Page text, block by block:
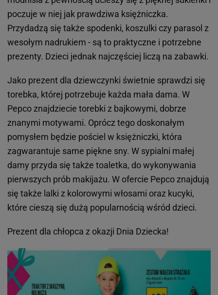
poczuje w niej jak prawdziwa księżniczka.
Przydadzą się także spodenki, koszulki czy parasol z
wesołym nadrukiem - są to praktyczne i potrzebne
prezenty. Dzieci jednak najczęściej liczą na zabawki.
Jako prezent dla dziewczynki świetnie sprawdzi się
torebka, której potrzebuje każda mała dama. W
Pepco znajdziecie torebki z bajkowymi, dobrze
znanymi motywami. Oprócz tego doskonałym
pomysłem będzie pościel w księżniczki, która
zagwarantuje same piękne sny. W sypialni małej
damy przyda się także toaletka, do wykonywania
pierwszych prób makijażu. W ofercie Pepco znajdują
się także lalki z kolorowymi włosami oraz kucyki,
które cieszą się dużą popularnością wśród dzieci.
Prezent dla chłopca z okazji Dnia Dziecka!